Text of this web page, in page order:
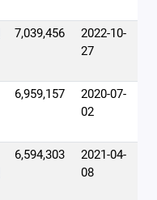
7,039,456
2022-10-
27
6,959,157
2020-07-
02
6,594,303
2021-04-
08